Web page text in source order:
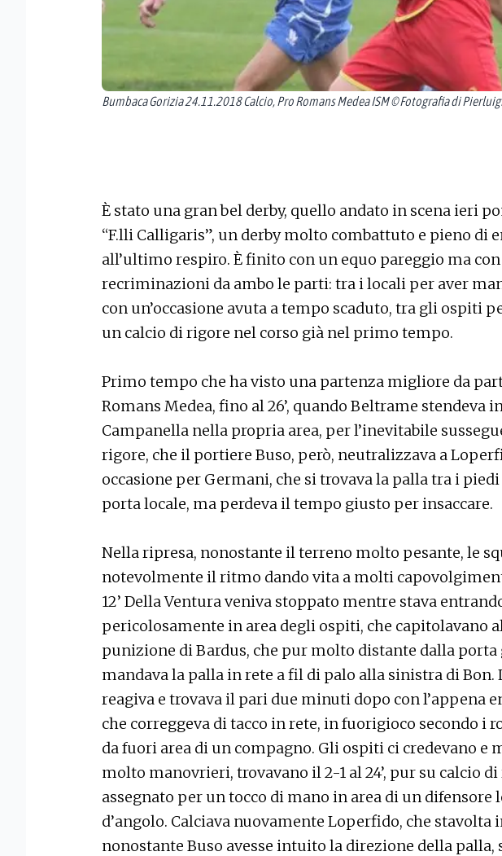
Bumbaca Gorizia 24.11.2018 Calcio, Pro Romans Medea ISM © Fotografia di
È stato una gran bel derby, quello andato in scena ieri
“F.lli Calligaris”, un derby molto combattuto e pieno di
all’ultimo respiro. È finito con un equo pareggio ma
recriminazioni da ambo le parti: tra i locali per aver
con un’occasione avuta a tempo scaduto, tra gli ospiti
un calcio di rigore nel corso già nel primo tempo.
Primo tempo che ha visto una partenza migliore da
Romans Medea, fino al 26’, quando Beltrame stendeva
Campanella nella propria area, per l’inevitabile
rigore, che il portiere Buso, però, neutralizzava a
occasione per Germani, che si trovava la palla tra i
porta locale, ma perdeva il tempo giusto per insaccare.
Nella ripresa, nonostante il terreno molto pesante, le
notevolmente il ritmo dando vita a molti
12’ Della Ventura veniva stoppato mentre stava
pericolosamente in area degli ospiti, che capitolavano al
punizione di Bardus, che pur molto distante dalla porta
mandava la palla in rete a fil di palo alla sinistra di Bon.
reagiva e trovava il pari due minuti dopo con l’appena
che correggeva di tacco in rete, in fuorigioco secondo i
da fuori area di un compagno. Gli ospiti ci credevano e
molto manovrieri, trovavano il 2-1 al 24’, pur su calcio
assegnato per un tocco di mano in area di un difensore
d’angolo. Calciava nuovamente Loperfido, che stavolta
nonostante Buso avesse intuito la direzione della palla,